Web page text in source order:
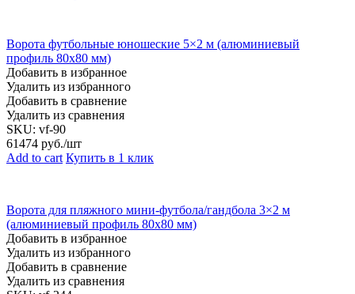
Ворота футбольные юношеские 5×2 м (алюминиевый
профиль 80х80 мм)
Добавить в избранное
Удалить из избранного
Добавить в сравнение
Удалить из сравнения
SKU: vf-90
61474 руб./шт
Add to cart Купить в 1 клик
Ворота для пляжного мини-футбола/гандбола 3×2 м
(алюминиевый профиль 80х80 мм)
Добавить в избранное
Удалить из избранного
Добавить в сравнение
Удалить из сравнения